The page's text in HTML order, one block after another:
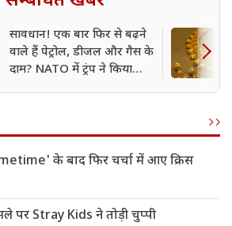
सावधान! एक बार फिर से बढ़ने
वाले हैं पेट्रोल, डीजल और गैस के
दाम? NATO में ट्रंप ने किया
के बाद फिर चर्चा में आए क्रिस
पर Stray Kids ने तोड़ी चुप्पी